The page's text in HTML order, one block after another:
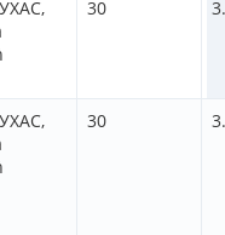
30
30